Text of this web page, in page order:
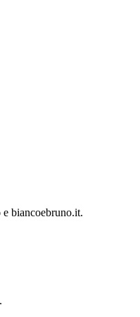
biancoebruno.it.